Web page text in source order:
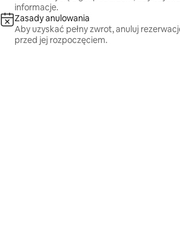
informacje.
Zasady anulowania
Aby uzyskać pełny zwrot, anuluj
przed jej rozpoczęciem.